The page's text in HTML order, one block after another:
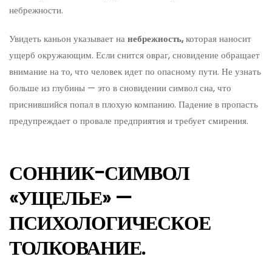
небрежности.
Увидеть каньон указывает нанебрежность,которая наносит
ущерб окружающим. Если снится овраг, сновидение обращает
внимание на то, что человек идет по опасному пути. Не узнать
больше из глубины — это в сновидении символ сна, что
приснившийся попал в плохую компанию. Падение в пропасть
предупреждает о провале предприятия и требует смирения.
СОННИК-СИМВОЛ
«УЩЕЛЬЕ» —
ПСИХОЛОГИЧЕСКОЕ
ТОЛКОВАНИЕ.